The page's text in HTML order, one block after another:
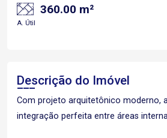
360.00 m²
A. Útil
Descrição do Imóvel
Com projeto arquitetônico moderno,
integração perfeita entre áreas